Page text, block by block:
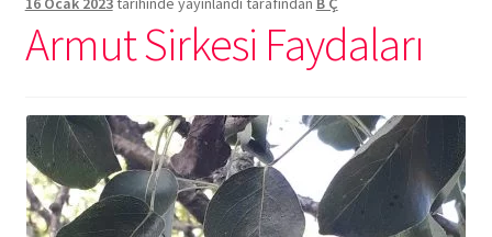
Armut Sirkesi Faydaları